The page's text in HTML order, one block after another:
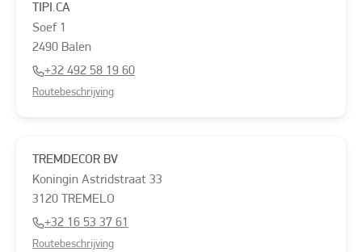
TIPI.CA
Soef 1
2490 Balen
+32 492 58 19 60
Routebeschrijving
TREMDECOR BV
Koningin Astridstraat 33
3120
TREMELO
+32 16 53 37 61
Routebeschrijving